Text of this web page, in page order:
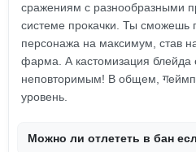
сражениям с разнообразными
системе прокачки. Ты сможешь
персонажа на максимум, став
фарма. А кастомизация блейда
неповторимым! В общем,
уровень.
Можно ли отлететь в бан